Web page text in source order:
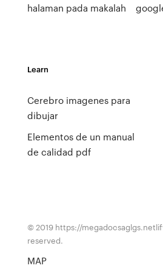
halaman pada makalah
Learn
Cerebro imagenes para
dibujar
Elementos de un manual
de calidad pdf
© 2019 https://
reserved.
MAP